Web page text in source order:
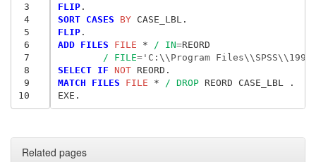
3
4
5
6
7
8
9
10
FLIP
SORT CASES BY
FLIP
ADD FILES FILE * / IN=REORD
/ FILE='C:\\Program
SELECT IF NOT
MATCH FILES FILE * / DROP REORD CASE_LBL .
Related pages